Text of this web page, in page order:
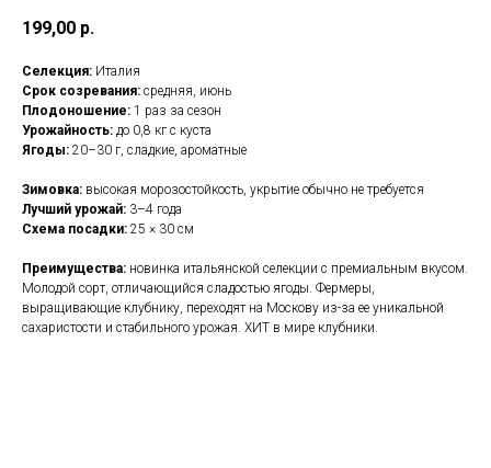
199,00 р.
Селекция: Италия
Срок созревания: средняя, июнь
Плодоношение: 1 раз за сезон
Урожайность: до 0,8 кг с куста
Ягоды: 20–30 г, сладкие, ароматные
Зимовка: высокая морозостойкость, укрытие обычно не требуется
Лучший урожай: 3–4 года
Схема посадки: 25 × 30 см
Преимущества: новинка итальянской селекции с премиальным вкусом.
Молодой сорт, отличающийся сладостью ягоды. Фермеры,
выращивающие клубнику, переходят на Москову из-за ее уникальной
сахаристости и стабильного урожая. ХИТ в мире клубники.